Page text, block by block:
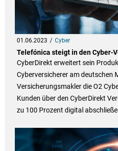
01.06.2023 Cyber
Telefónica steigt in den Cyber-
CyberDirekt erweitert sein
Cyberversicherer am deutschen
Versicherungsmakler die O2
Kunden über den CyberDirekt
zu 100 Prozent digital